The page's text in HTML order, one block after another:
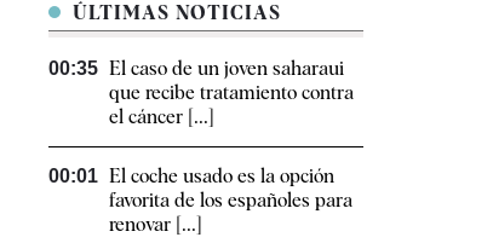
ÚLTIMAS NOTICIAS
00:35 El caso de un joven saharaui
que recibe tratamiento contra
el cáncer [...]
00:01 El coche usado es la opción
favorita de los españoles para
renovar [...]